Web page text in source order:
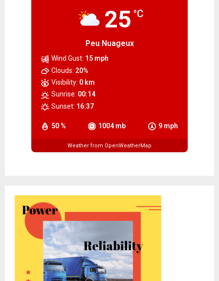
25 °C
Peu Nuageux
50 % 1004 mb 9 mph
Wind Gust: 15 mph
Clouds: 20%
Visibility: 0 km
Sunrise: 00:14
Sunset: 16:37
Weather from OpenWeatherMap